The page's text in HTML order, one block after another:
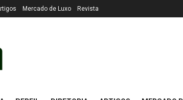
Mercado de Luxo Revista